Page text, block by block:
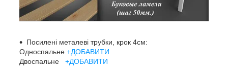
Посилені металеві трубки, крок 4см:
Односпальне +ДОБАВИТИ
Двоспальне +ДОБАВИТИ